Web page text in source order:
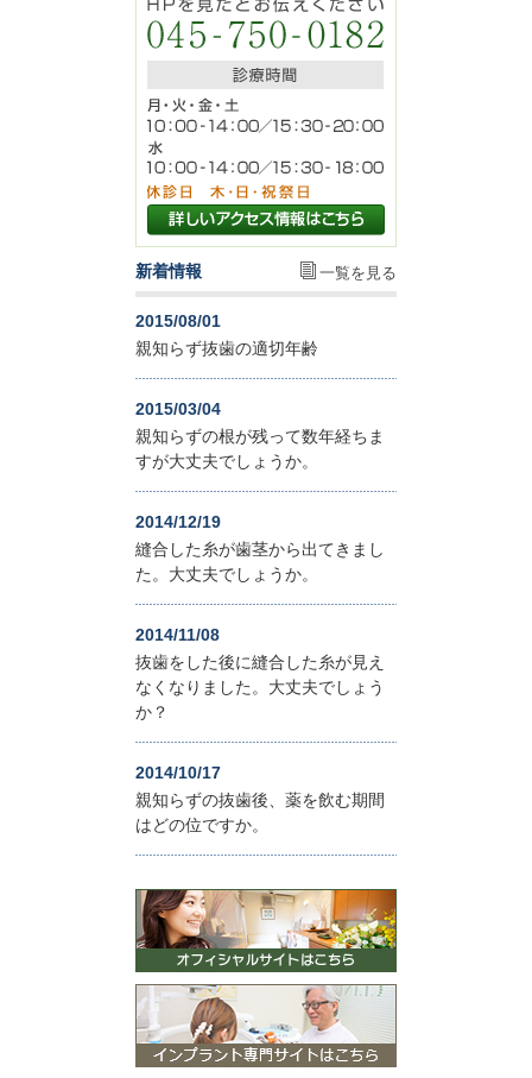
新着情報 一覧を見る
2015/08/01
親知らず抜歯の適切年齢
2015/03/04
親知らずの根が残って数年経ちま
すが大丈夫でしょうか。
2014/12/19
縫合した糸が歯茎から出てきまし
た。大丈夫でしょうか。
2014/11/08
抜歯をした後に縫合した糸が見え
なくなりました。大丈夫でしょう
か？
2014/10/17
親知らずの抜歯後、薬を飲む期間
はどの位ですか。